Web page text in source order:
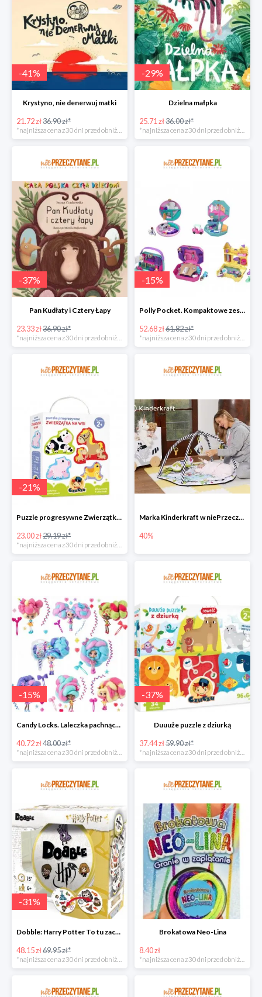
-41%
Krystyno, nie denerwuj matki
21.72 zł36.90 zł*
*najniższa cena z 30 dni przed obniżką
-29%
Dzielna małpka
25.71 zł36.00 zł*
*najniższa cena z 30 dni przed obniżką
-37%
Pan Kudłaty i Cztery Łapy
23.33 zł36.90 zł*
-15%
Polly Pocket. Kompaktowe zestawy FRY35, mix
52.68 zł61.82 zł*
-21%
Puzzle progresywne Zwierzątka na wsi
23.00 zł29.19 zł*
*najniższa cena z 30 dni przed obniżką
Marka Kinderkraft w niePrzeczytane.pl do -40%
40%
-15%
Candy Locks. Laleczka pachnące włosy, mix wzorów
40.72 zł48.00 zł*
-37%
Duuuże puzzle z dziurką
37.44 zł59.90 zł*
-31%
Dobble: Harry Potter To tu zaczyna się magia!
48.15 zł69.95 zł*
*najniższa cena z 30 dni przed obniżką
Brokatowa Neo-Lina
8.40 zł
*najniższa cena z 30 dni przed obniżką